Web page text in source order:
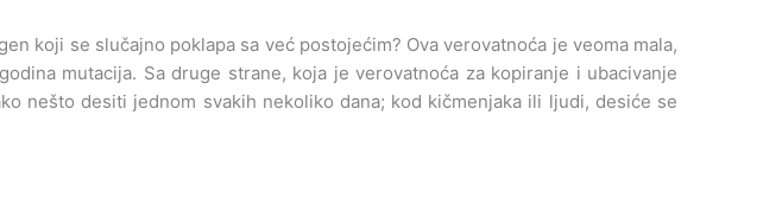
koji se slučajno poklapa sa već postojećim? Ova verovatnoća je veoma mala,
mutacija. Sa druge strane, koja je verovatnoća za kopiranje i ubacivanje
nešto desiti jednom svakih nekoliko dana; kod kičmenjaka ili ljudi, desiće se